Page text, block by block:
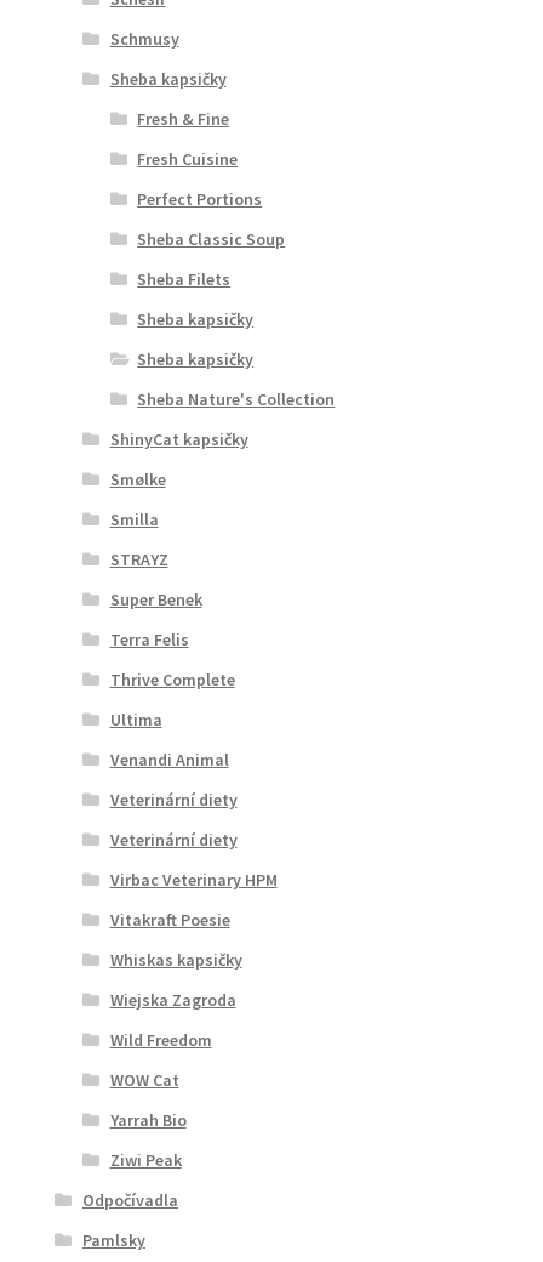
Schmusy
Sheba kapsičky
Fresh & Fine
Fresh Cuisine
Perfect Portions
Sheba Classic Soup
Sheba Filets
Sheba kapsičky
Sheba kapsičky
Sheba Nature's Collection
ShinyCat kapsičky
Smølke
Smilla
STRAYZ
Super Benek
Terra Felis
Thrive Complete
Ultima
Venandi Animal
Veterinární diety
Veterinární diety
Virbac Veterinary HPM
Vitakraft Poesie
Whiskas kapsičky
Wiejska Zagroda
Wild Freedom
WOW Cat
Yarrah Bio
Ziwi Peak
Odpočívadla
Pamlsky